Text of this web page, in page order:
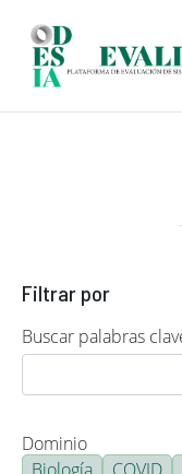
Filtrar por
Buscar palabras
Dominio